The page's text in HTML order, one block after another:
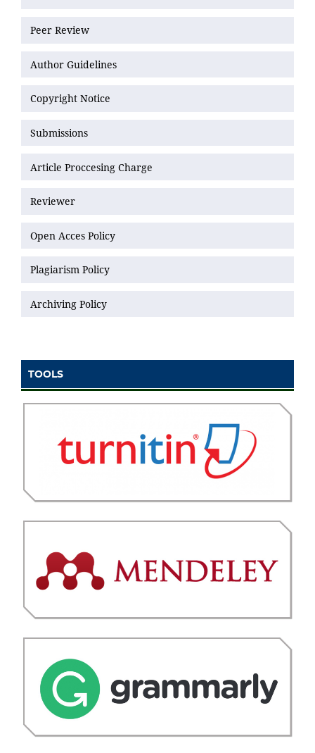
Peer Review
Author Guidelines
Copyright Notice
Submissions
Article Proccesing Charge
Reviewer
Open Acces Policy
Plagiarism Policy
Archiving Policy
TOOLS